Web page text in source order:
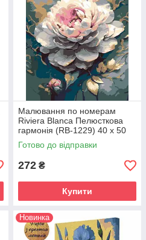
Малювання по номерам
Riviera Blanca Пелюсткова
гармонія (RB-1229) 40 х 50
см
Готово до відправки
272 ₴
Купити
Новинка